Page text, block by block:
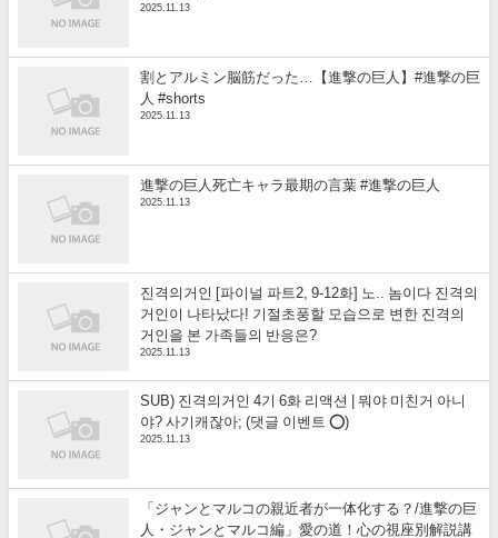
2025.11.13
割とアルミン脳筋だった…【進撃の巨人】#進撃の巨
人 #shorts
2025.11.13
進撃の巨人死亡キャラ最期の言葉 #進撃の巨人
2025.11.13
진격의거인 [파이널 파트2, 9-12화] 노.. 놈이다 진격의
거인이 나타났다! 기절초풍할 모습으로 변한 진격의
거인을 본 가족들의 반응은?
2025.11.13
SUB) 진격의거인 4기 6화 리액션 | 뭐야 미친거 아니
야? 사기캐잖아; (댓글 이벤트 ⭕)
2025.11.13
「ジャンとマルコの親近者が一体化する？/進撃の巨
人・ジャンとマルコ編」愛の道！心の視座別解説講